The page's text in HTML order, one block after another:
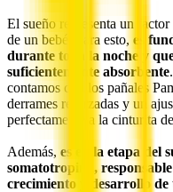
El sueño representa un
de un bebé. Para esto, es
durante toda la noche y
suficientemente absorbente
contamos con los pañales
derrames reforzadas y un
perfectamente a la cinturita
Además, es en la etapa del
somatotropina,
crecimiento y desarrollo de